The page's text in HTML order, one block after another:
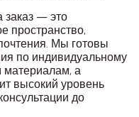
заказ — это
пространство,
Мы готовы
по индивидуальному
материалам, а
высокий уровень
до